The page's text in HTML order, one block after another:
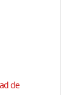
de